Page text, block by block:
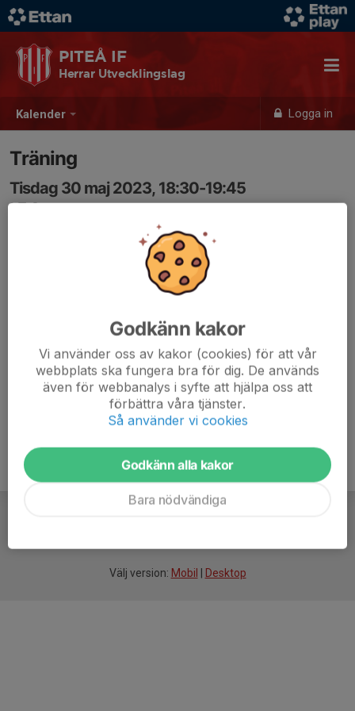
Kalender Logga in
PITEÅ IF
Herrar Utvecklingslag
Träning
Tisdag 30 maj 2023, 18:30-19:45
LF Arena
Välj version: Mobil Desktop
Godkänn kakor
Vi använder oss av kakor (cookies) för att vår
webbplats ska fungera bra för dig. De används
även för webbanalys i syfte att hjälpa oss att
förbättra våra tjänster.
Så använder vi cookies
Godkänn alla kakor
Bara nödvändiga